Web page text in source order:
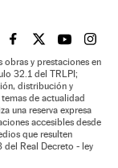
EL PAÍS BRASIL EN
EL PAÍSEL PAÍS
EL
obras y prestaciones en
32.1 del TRLPI;
distribución y
de actualidad
una reserva expresa
accesibles desde
que resulten
Real Decreto - ley